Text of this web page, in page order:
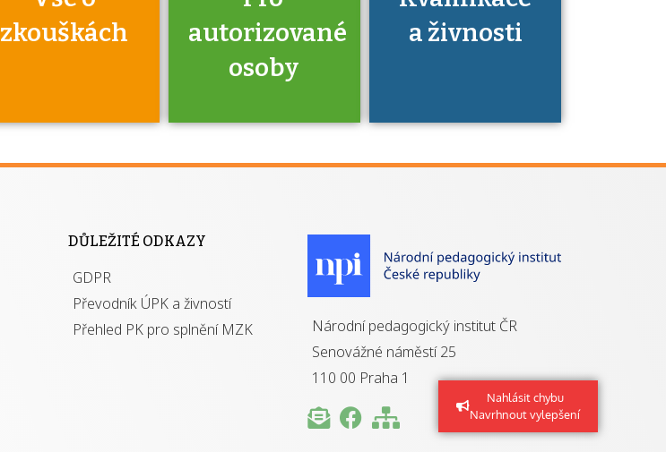
Nahlásit chybu
Navrhnout vylepšení
zkouškách
autorizované
osoby
výhody má získání
a živnosti
DŮLEŽITÉ ODKAZY
GDPR
Převodník ÚPK a živností
Přehled PK pro splnění MZK
Národní pedagogický institut ČR
Senovážné náměstí 25
110 00 Praha 1